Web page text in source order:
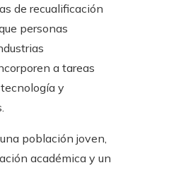
de recualificación
personas
a tareas
y
población joven,
académica y un